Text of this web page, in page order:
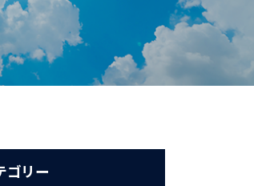
ゴリー